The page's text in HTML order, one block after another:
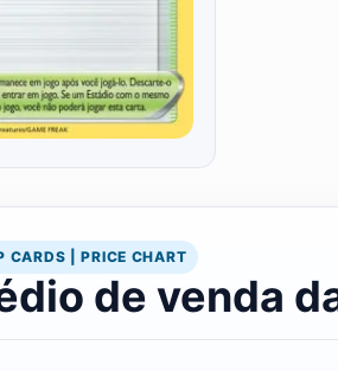
CARDS | PRICE CHART
de venda